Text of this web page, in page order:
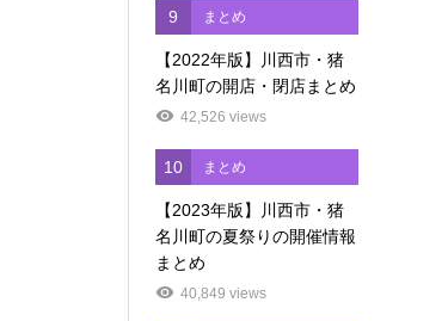
9 まとめ
【2022年版】川西市・猪
名川町の開店・閉店まとめ
42,526 views
10 まとめ
【2023年版】川西市・猪
名川町の夏祭りの開催情報
まとめ
40,849 views